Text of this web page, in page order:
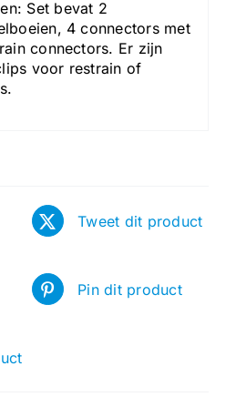
Set bevat 2
4 connectors met
connectors. Er zijn
voor restrain of
Tweet dit product
Pin dit product